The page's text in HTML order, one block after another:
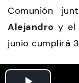
Comunión
Alejandro y el
junio cumplirá